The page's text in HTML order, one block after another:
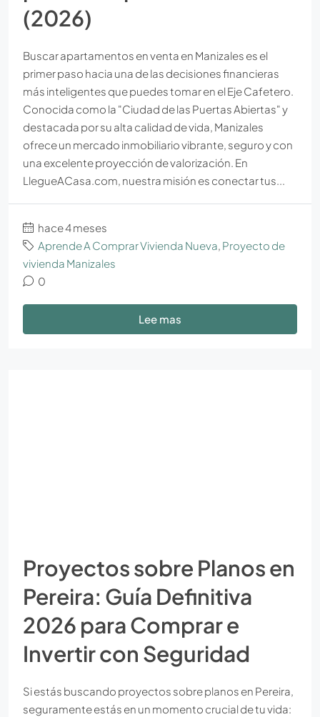
(2026)
Buscar apartamentos en venta en Manizales es el
primer paso hacia una de las decisiones financieras
más inteligentes que puedes tomar en el Eje Cafetero.
Conocida como la "Ciudad de las Puertas Abiertas" y
destacada por su alta calidad de vida, Manizales
ofrece un mercado inmobiliario vibrante, seguro y con
una excelente proyección de valorización. En
LlegueACasa.com, nuestra misión es conectar tus...
hace 4 meses
Aprende A Comprar Vivienda Nueva, Proyecto de
vivienda Manizales
0
Lee mas
Proyectos sobre Planos en
Pereira: Guía Definitiva
2026 para Comprar e
Invertir con Seguridad
Si estás buscando proyectos sobre planos en Pereira,
seguramente estás en un momento crucial de tu vida: